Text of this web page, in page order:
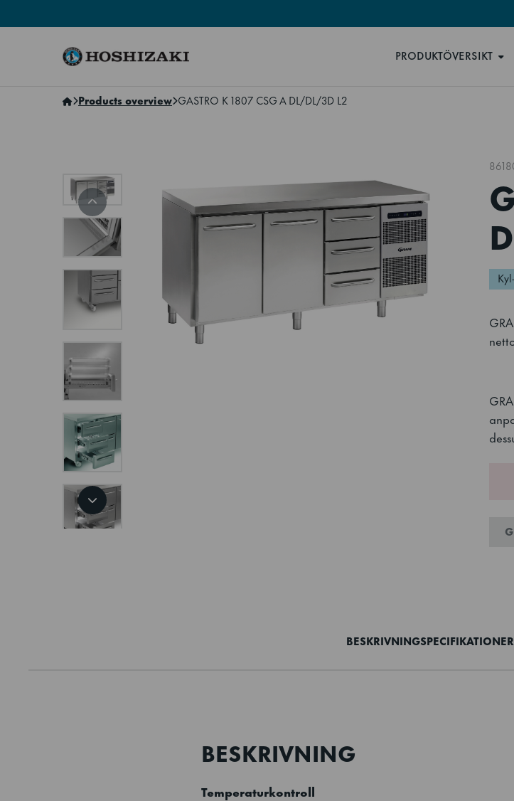
PRODUKTÖVERSIKT
Products overview GASTRO K 1807 CSG A DL/DL/3D L2
BESKRIVNINGSPECIFIKATIONER
BESKRIVNING
Temperaturkontroll